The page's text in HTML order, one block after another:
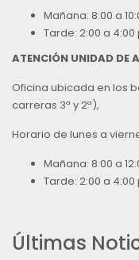
Mañana: 8:00 a
Tarde: 2:00 a 4:00
ATENCIÓN UNIDAD DE
Oficina ubicada en los
carreras 3ª y 2ª),
Horario de lunes a
Mañana: 8:00 a
Tarde: 2:00 a 4:00
Últimas